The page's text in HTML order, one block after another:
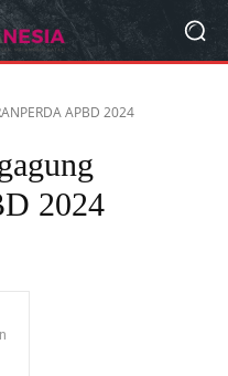
APBD 2024
2024